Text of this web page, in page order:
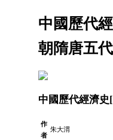
中國歷代
朝隋唐五
中國歷代經濟
作
者
朱大渭